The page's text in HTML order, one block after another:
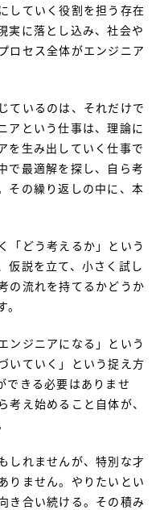
していく役割を担う存在
実に落とし込み、社会や
ロセス全体がエンジニア
ているのは、それだけで
アという仕事は、理論に
を生み出していく仕事で
で最適解を探し、自ら考
その繰り返しの中に、本
「どう考えるか」という
仮説を立て、小さく試し
の流れを持てるかどうか
ンジニアになる」という
いていく」という捉え方
できる必要はありませ
考え始めること自体が、
しれませんが、特別な才
りません。やりたいとい
き合い続ける。その積み